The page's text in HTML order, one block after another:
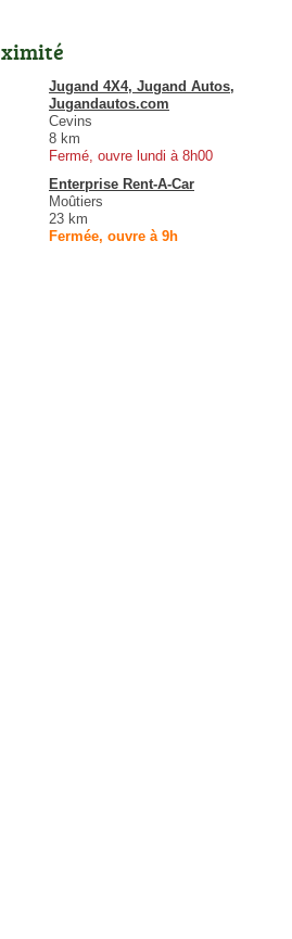
Jugand 4X4, Jugand Autos,
Jugandautos.com
Cevins
8 km
Fermé, ouvre lundi à 8h00
Enterprise Rent-A-Car
Moûtiers
23 km
Fermée, ouvre à 9h